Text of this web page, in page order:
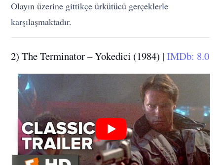
Olayın üzerine gittikçe ürkütücü gerçeklerle
karşılaşmaktadır.
2) The Terminator – Yokedici (1984) |IMDb: 8.0